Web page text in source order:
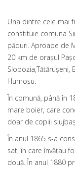
Una dintre cele mai
constituie comuna
păduri. Aproape de
20 km de oraşul
Slobozia,Tătăruşeni,
Humosu.
În comună, până în
mare boier, care
doar de copiii
În anul 1865 s-a
sat, în care învăţau
două. În anul 1880